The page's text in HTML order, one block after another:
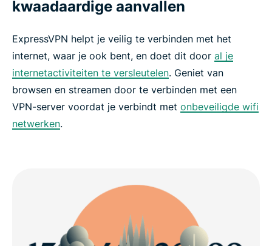
kwaadaardige aanvallen
ExpressVPN helpt je veilig te verbinden met het
internet, waar je ook bent, en doet dit door al je
internetactiviteiten te versleutelen. Geniet van
browsen en streamen door te verbinden met een
VPN-server voordat je verbindt met onbeveiligde wifi
netwerken.